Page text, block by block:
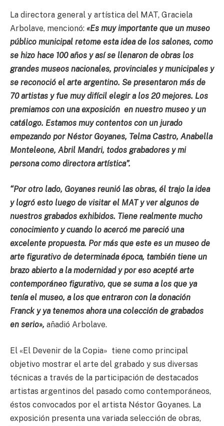
La directora general y artística del MAT, Graciela
Arbolave, mencionó: «Es muy importante que un museo
público municipal retome esta idea de los salones, como
se hizo hace 100 años y así se llenaron de obras los
grandes museos nacionales, provinciales y municipales y
se reconoció el arte argentino. Se presentaron más de
70 artistas y fue muy difícil elegir a los 20 mejores. Los
premiamos con una exposición en nuestro museo y un
catálogo. Estamos muy contentos con un jurado
empezando por Néstor Goyanes, Telma Castro, Anabella
Monteleone, Abril Mandri, todos grabadores y mi
persona como directora artística”.
“Por otro lado, Goyanes reunió las obras, él trajo la idea
y logró esto luego de visitar el MAT y ver algunos de
nuestros grabados exhibidos. Tiene realmente mucho
conocimiento y cuando lo acercó me pareció una
excelente propuesta. Por más que este es un museo de
arte figurativo de determinada época, también tiene un
brazo abierto a la modernidad y por eso acepté arte
contemporáneo figurativo, que se suma a los que ya
tenía el museo, a los que entraron con la donación
Franck y ya tenemos ahora una colección de grabados
en serio», añadió Arbolave.
El «El Devenir de la Copia» tiene como principal
objetivo mostrar el arte del grabado y sus diversas
técnicas a través de la participación de destacados
artistas argentinos del pasado como contemporáneos,
éstos convocados por el artista Néstor Goyanes. La
exposición presenta una variada selección de obras,